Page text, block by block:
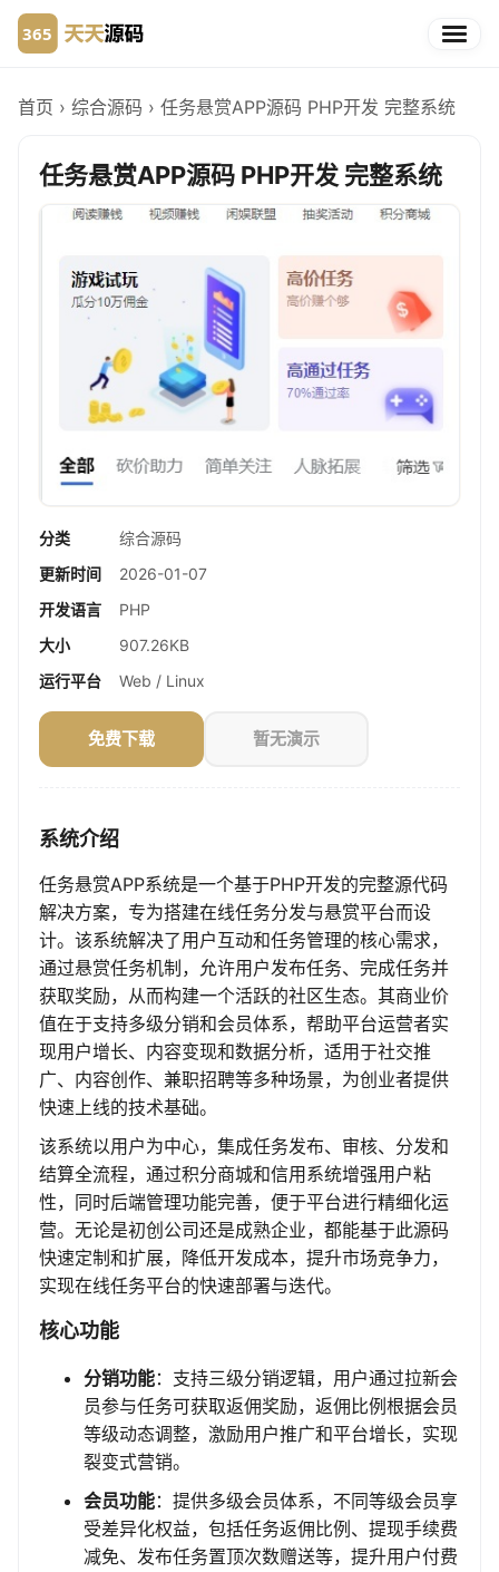
首页 › 综合源码 › 任务悬赏APP源码 PHP开发 完整系统
任务悬赏APP源码 PHP开发 完整系统
分类
综合源码
更新时间
2026-01-07
开发语言
PHP
大小
907.26KB
运行平台
Web / Linux
免费下载 暂无演示
系统介绍
任务悬赏APP系统是一个基于PHP开发的完整源代码
解决方案，专为搭建在线任务分发与悬赏平台而设
计。该系统解决了用户互动和任务管理的核心需求，
通过悬赏任务机制，允许用户发布任务、完成任务并
获取奖励，从而构建一个活跃的社区生态。其商业价
值在于支持多级分销和会员体系，帮助平台运营者实
现用户增长、内容变现和数据分析，适用于社交推
广、内容创作、兼职招聘等多种场景，为创业者提供
快速上线的技术基础。
该系统以用户为中心，集成任务发布、审核、分发和
结算全流程，通过积分商城和信用系统增强用户粘
性，同时后端管理功能完善，便于平台进行精细化运
营。无论是初创公司还是成熟企业，都能基于此源码
快速定制和扩展，降低开发成本，提升市场竞争力，
实现在线任务平台的快速部署与迭代。
核心功能
分销功能：支持三级分销逻辑，用户通过拉新会
员参与任务可获取返佣奖励，返佣比例根据会员
等级动态调整，激励用户推广和平台增长，实现
裂变式营销。
会员功能：提供多级会员体系，不同等级会员享
受差异化权益，包括任务返佣比例、提现手续费
减免、发布任务置顶次数赠送等，提升用户付费